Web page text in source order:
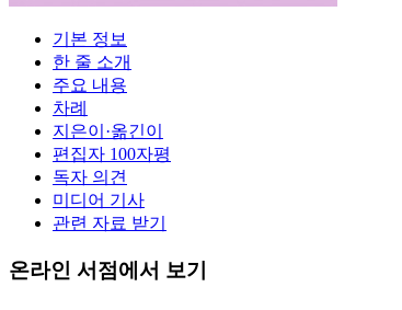
기본 정보
한 줄 소개
주요 내용
차례
지은이·옮긴이
편집자 100자평
독자 의견
미디어 기사
관련 자료 받기
온라인 서점에서 보기